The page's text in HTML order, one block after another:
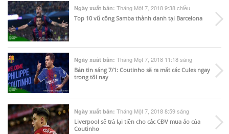
Ngày xuất bản: Tháng Một 7, 2018 9:38 chiều
Top 10 vũ công Samba thành danh tại Barcelona
Ngày xuất bản: Tháng Một 7, 2018 11:18 sáng
Bản tin sáng 7/1: Coutinho sẽ ra mắt các Cules ngay
trong tối nay
Ngày xuất bản: Tháng Một 7, 2018 8:59 sáng
Liverpool sẽ trả lại tiền cho các CĐV mua áo của
Coutinho